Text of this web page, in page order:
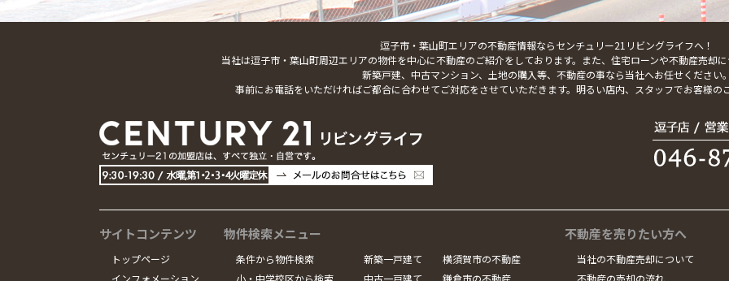
逗子市・葉山町エリアの不動産情報ならセンチュリー21リビングライフへ！
当社は逗子市・葉山町周辺エリアの物件を中心に不動産のご紹介をしております。また、住宅ローンや不動産売却
新築戸建、中古マンション、土地の購入等、不動産の事なら当社へお任せください
事前にお電話をいただければご都合に合わせてご対応をさせていただきます。明るい店内、スタッフでお客様の
サイトコンテンツ
トップページ
インフォメーション
物件検索メニュー
条件から物件検索
小・中学校区から検索
新築一戸建て
中古一戸建て
横須賀市の不動産
鎌倉市の不動産
不動産を売りたい方へ
当社の不動産売却について
不動産の売却の流れ